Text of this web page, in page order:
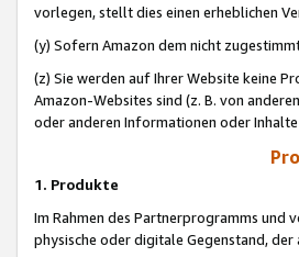
vorlegen, stellt dies einen erheblichen
(y) Sofern Amazon dem nicht
(z) Sie werden auf Ihrer Website keine
Amazon-Websites sind (z. B. von
oder anderen Informationen oder
1. Produkte
Im Rahmen des Partnerprogramms und
physische oder digitale Gegenstand,